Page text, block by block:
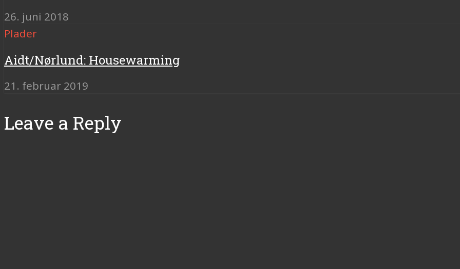
26. juni 2018
Plader
Aidt/Nørlund: Housewarming
21. februar 2019
Leave a Reply